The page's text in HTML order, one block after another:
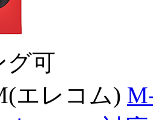
グ可
エレコム)